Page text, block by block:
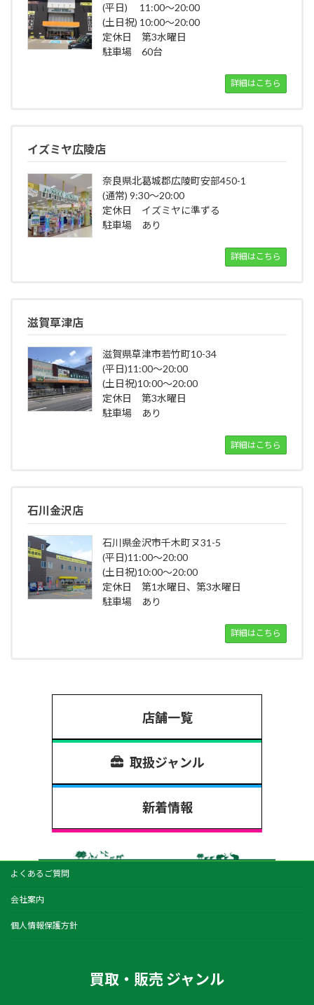
(平日) 11:00～20:00
(土日祝) 10:00～20:00
定休日 第3水曜日
駐車場 60台
詳細はこちら
イズミヤ広陵店
奈良県北葛城郡広陵町安部450-1
(通常) 9:30～20:00
定休日 イズミヤに準ずる
駐車場 あり
詳細はこちら
滋賀草津店
滋賀県草津市若竹町10-34
(平日)11:00～20:00
(土日祝)10:00～20:00
定休日 第3水曜日
駐車場 あり
詳細はこちら
石川金沢店
石川県金沢市千木町ヌ31-5
(平日)11:00～20:00
(土日祝)10:00～20:00
定休日 第1水曜日、第3水曜日
駐車場 あり
詳細はこちら
店舗一覧
取扱ジャンル
新着情報
よくあるご質問
会社案内
個人情報保護方針
買取・販売 ジャンル